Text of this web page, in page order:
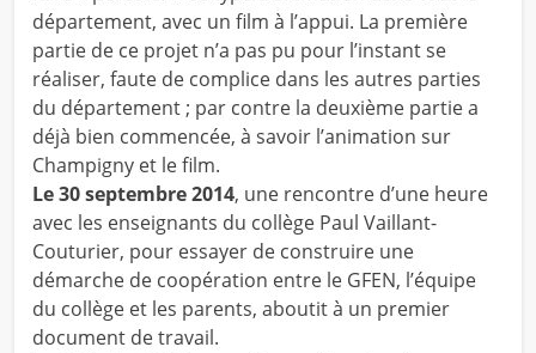
département, avec un film à l’appui. La première
partie de ce projet n’a pas pu pour l’instant se
réaliser, faute de complice dans les autres parties
du département ; par contre la deuxième partie a
déjà bien commencée, à savoir l’animation sur
Champigny et le film.
Le 30 septembre 2014, une rencontre d’une heure
avec les enseignants du collège Paul Vaillant-
Couturier, pour essayer de construire une
démarche de coopération entre le GFEN, l’équipe
du collège et les parents, aboutit à un premier
document de travail.